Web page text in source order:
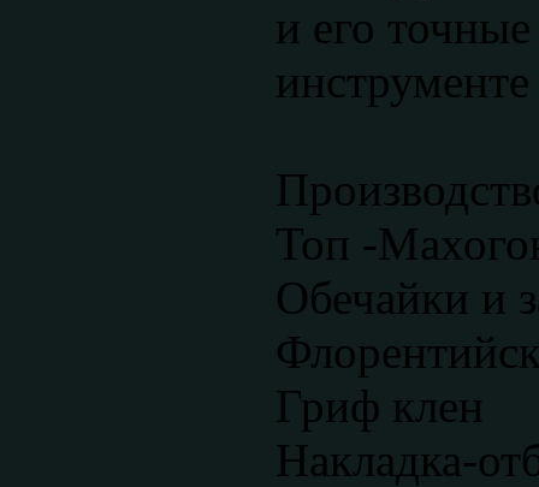
и его
Топ -
Обечайки и
Гриф клен
Накладка-